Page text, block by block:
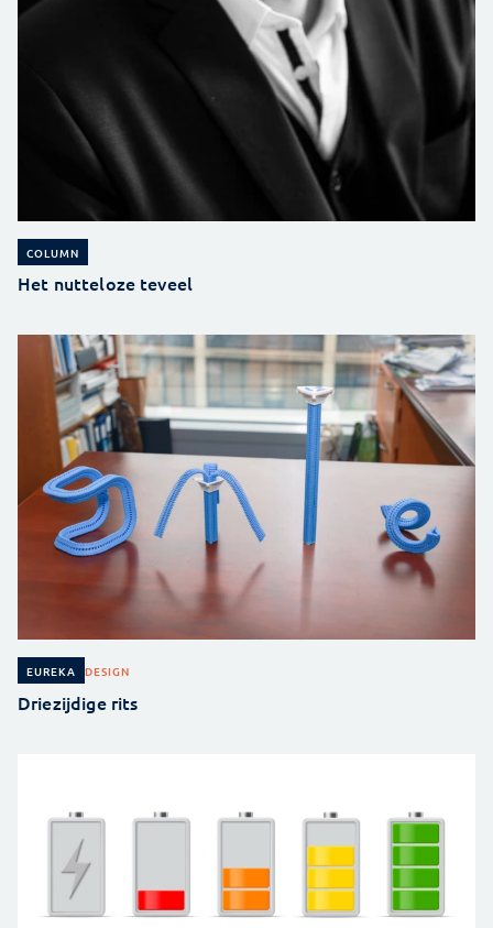
COLUMN
Het nutteloze teveel
EUREKA DESIGN
Driezijdige rits